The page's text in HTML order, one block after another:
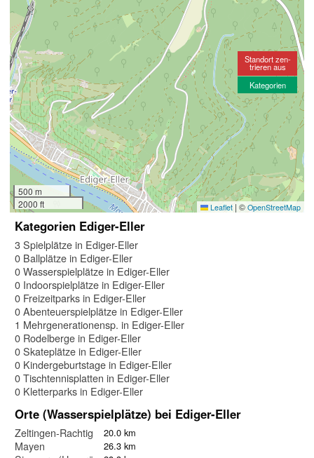
500 m
2000 ft
Leaflet | © OpenStreetMap
Standort zen-
trieren aus
Kategorien
Kategorien Ediger-Eller
3 Spielplätze in Ediger-Eller
0 Ballplätze in Ediger-Eller
0 Wasserspielplätze in Ediger-Eller
0 Indoorspielplätze in Ediger-Eller
0 Freizeitparks in Ediger-Eller
0 Abenteuerspielplätze in Ediger-Eller
1 Mehrgenerationensp. in Ediger-Eller
0 Rodelberge in Ediger-Eller
0 Skateplätze in Ediger-Eller
0 Kindergeburtstage in Ediger-Eller
0 Tischtennisplatten in Ediger-Eller
0 Kletterparks in Ediger-Eller
Orte (Wasserspielplätze) bei Ediger-Eller
Zeltingen-Rachtig 20.0 km
Mayen 26.3 km